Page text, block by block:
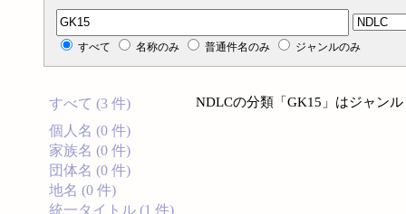
分類記号検索
すべて 名称のみ 普通件名のみ ジャンルのみ
すべて (3 件)
個人名 (0 件)
家族名 (0 件)
団体名 (0 件)
地名 (0 件)
統一タイトル (1 件)
NDLCの分類「GK15」はジャン